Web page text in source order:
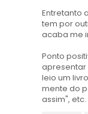
Entretanto
tem por
acaba me
Ponto
apresentar
leio um
mente do
assim", etc.